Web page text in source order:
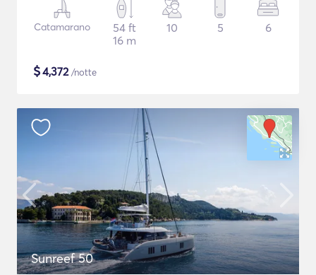
Catamarano
54 ft
16 m
10 5 6
$4,372/notte
Sunreef 50